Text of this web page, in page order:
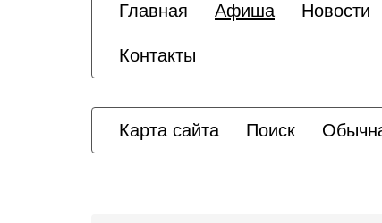
Главная Афиша Новости
Контакты
Карта сайта Поиск